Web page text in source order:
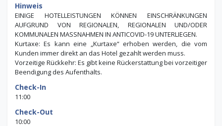
Hinweis
EINIGE HOTELLEISTUNGEN KÖNNEN EINSCHRÄNKUNGEN
AUFGRUND VON REGIONALEN, REGIONALEN UND/ODER
KOMMUNALEN MASSNAHMEN IN ANTICOVID-19 UNTERLIEGEN.
Kurtaxe: Es kann eine „Kurtaxe“ erhoben werden, die vom
Kunden immer direkt an das Hotel gezahlt werden muss.
Vorzeitige Rückkehr: Es gibt keine Rückerstattung bei vorzeitiger
Beendigung des Aufenthalts.
Check-In
11:00
Check-Out
10:00